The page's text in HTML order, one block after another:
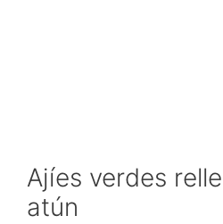
Ajíes verdes
atún